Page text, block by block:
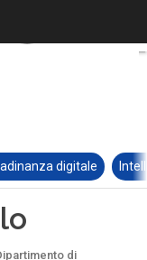
digitale
di